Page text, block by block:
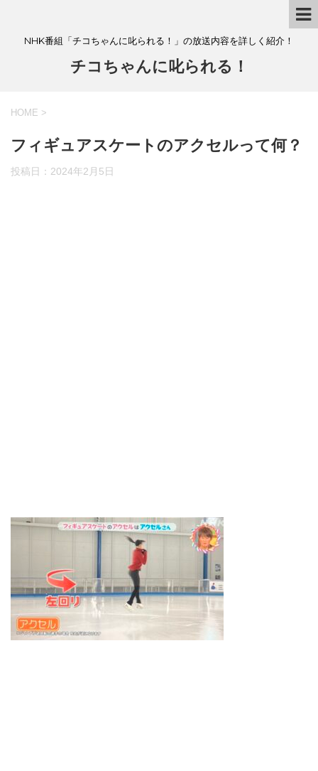
NHK番組「チコちゃんに叱られる！」の放送内容を詳しく紹介！
チコちゃんに叱られる！
HOME >
フィギュアスケートのアクセルって何？
投稿日： 2024年2月5日